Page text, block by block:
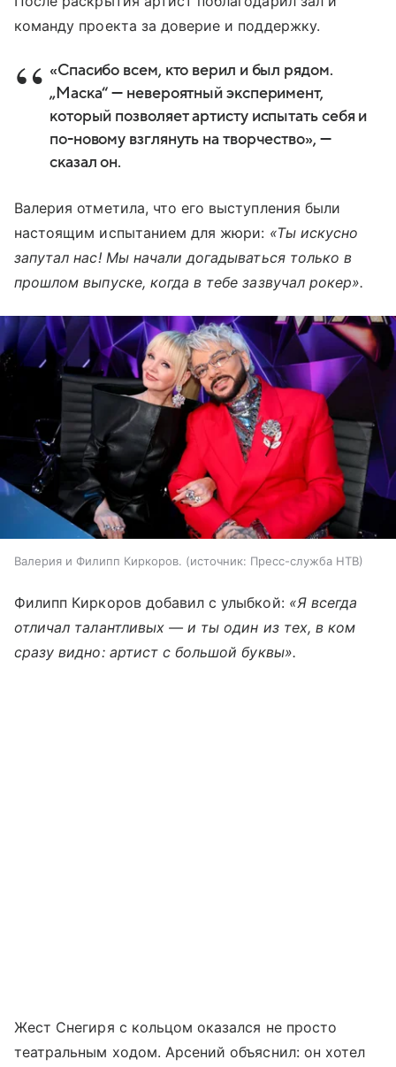
команду проекта за доверие и поддержку.
«Спасибо всем, кто верил и был рядом.
„Маска“ — невероятный эксперимент,
который позволяет артисту испытать себя и
по-новому взглянуть на творчество», —
сказал он.
Валерия отметила, что его выступления были
настоящим испытанием для жюри: «Ты искусно
запутал нас! Мы начали догадываться только в
прошлом выпуске, когда в тебе зазвучал рокер».
Валерия и Филипп Киркоров. источник: Пресс-служба НТВ
Филипп Киркоров добавил с улыбкой: «Я всегда
отличал талантливых — и ты один из тех, в ком
сразу видно: артист с большой буквы».
Жест Снегиря с кольцом оказался не просто
театральным ходом. Арсений объяснил: он хотел